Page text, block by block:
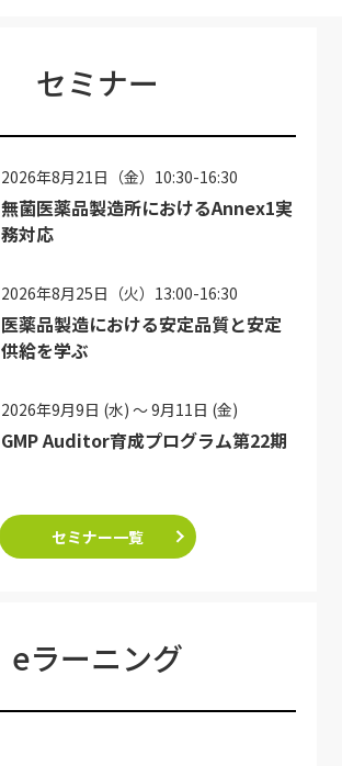
セミナー
2026年8月21日（金）10:30-16:30
無菌医薬品製造所におけるAnnex1実
務対応
2026年8月25日（火）13:00-16:30
医薬品製造における安定品質と安定
供給を学ぶ
2026年9月9日 (水) ～ 9月11日 (金)
GMP Auditor育成プログラム第22期
セミナー一覧
eラーニング